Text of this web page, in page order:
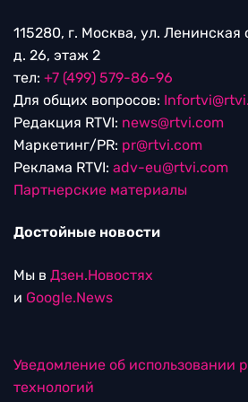
115280, г. Москва, ул. Ленинская
д. 26, этаж 2
тел: +7 (499) 579-86-96
Для общих вопросов:
Редакция RTVI: news@rtvi.com
Маркетинг/PR: pr@rtvi.com
Реклама RTVI: adv-eu@rtvi.com
Партнерские материалы
Достойные новости
Мы в Дзен.Новостях
и Google.News
Уведомление об использовании
технологий